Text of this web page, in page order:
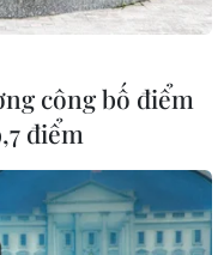
tích
công bố điểm
điểm